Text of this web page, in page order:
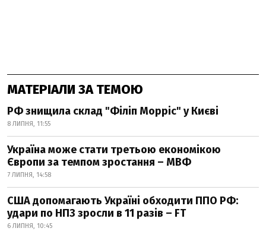
МАТЕРІАЛИ ЗА ТЕМОЮ
РФ знищила склад "Філіп Морріс" у Києві
8 ЛИПНЯ, 11:55
Україна може стати третьою економікою
Європи за темпом зростання – МВФ
7 ЛИПНЯ, 14:58
США допомагають Україні обходити ППО РФ:
удари по НПЗ зросли в 11 разів – FT
6 ЛИПНЯ, 10:45